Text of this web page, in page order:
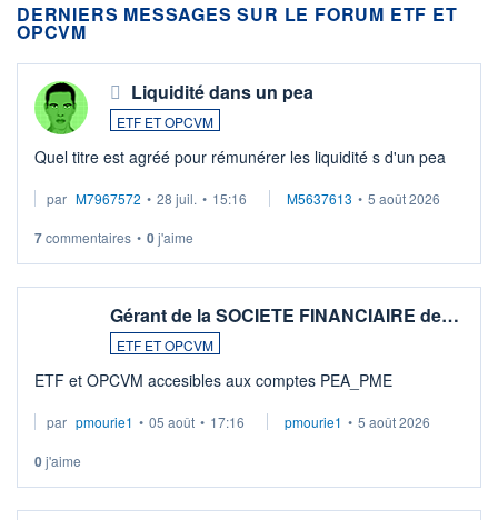
DERNIERS MESSAGES SUR LE FORUM ETF ET
OPCVM
Liquidité dans un pea
ETF ET OPCVM
Quel titre est agréé pour rémunérer les liquidité s d'un pea
par M7967572 • 28 juil. • 15:16 M5637613 • 5 août 2026
7commentaires • 0j'aime
Gérant de la SOCIETE FINANCIAIRE de…
ETF ET OPCVM
ETF et OPCVM accesibles aux comptes PEA_PME
par pmourie1 • 05 août • 17:16 pmourie1 • 5 août 2026
0j'aime